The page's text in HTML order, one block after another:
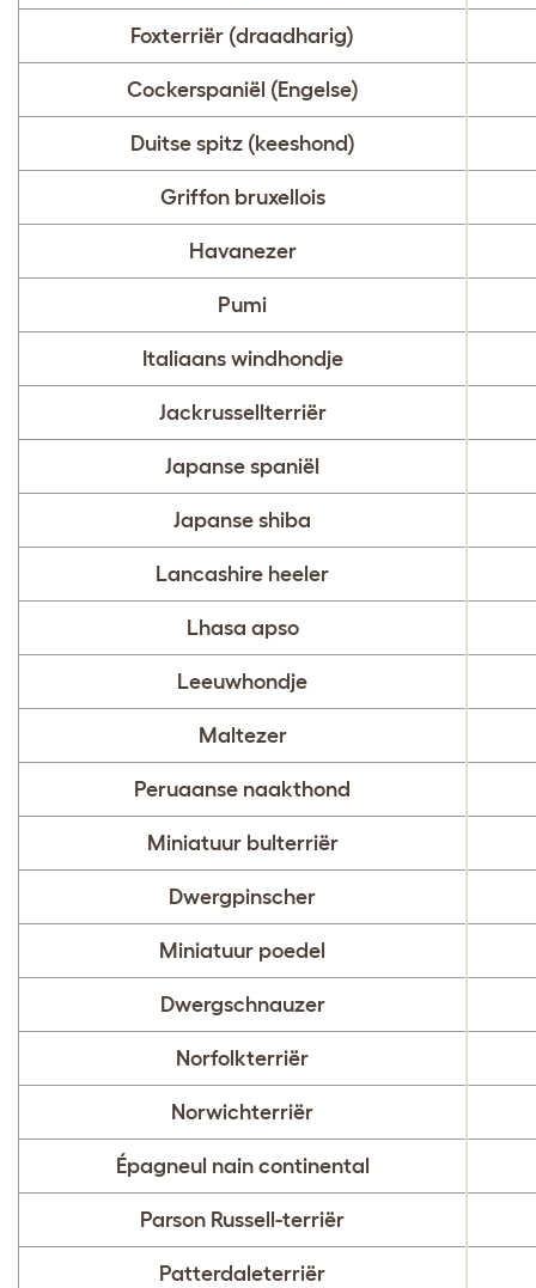
Foxterriër (draadharig)
Cockerspaniël (Engelse)
Duitse spitz (keeshond)
Griffon bruxellois
Havanezer
Pumi
Italiaans windhondje
Jackrussellterriër
Japanse spaniël
Japanse shiba
Lancashire heeler
Lhasa apso
Leeuwhondje
Maltezer
Peruaanse naakthond
Miniatuur bulterriër
Dwergpinscher
Miniatuur poedel
Dwergschnauzer
Norfolkterriër
Norwichterriër
Épagneul nain continental
Parson Russell-terriër
Patterdaleterriër